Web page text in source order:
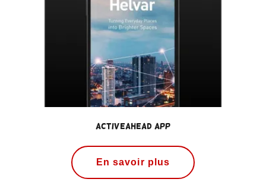
ActiveAhead App
En savoir plus